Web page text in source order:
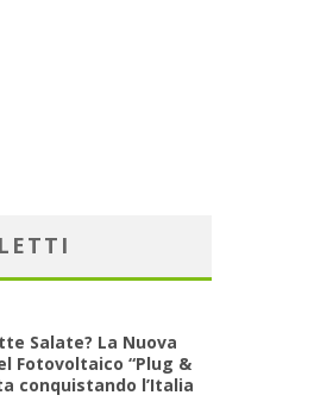
Salate? La Nuova
Fotovoltaico “Plug &
conquistando l’Italia